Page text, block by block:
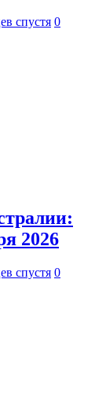
спустя 0
2026
спустя 0